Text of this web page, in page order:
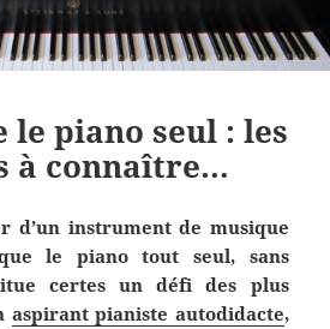
piano seul : les
à connaître…
d’un instrument de musique
le piano tout seul, sans
certes un défi des plus
aspirant pianiste autodidacte,